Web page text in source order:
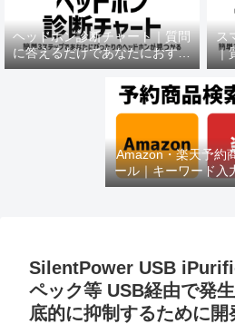
ヘッドホン診断チャート｜質問
に答えるだけであなたにおすす
めの機種がわかる
ス
｜
Amazon・楽天予約
ール｜キーワード入
商品を即チェ
SilentPower USB
ペック等 USB経由で発
底的に抑制するために